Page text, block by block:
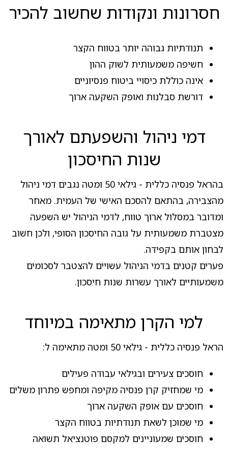
חסרונות ונקודות שחשוב להכיר
תנודתיות גבוהה יותר בטווח הקצר
חשיפה משמעותית לשוק ההון
אינה כוללת כיסויי ביטוח פנסיוניים
דורשת סבלנות ואופק השקעה ארוך
דמי ניהול והשפעתם לאורך
שנות החיסכון
בהראל פנסיה כללית - גילאי 50 ומטה נגבים דמי ניהול
מהצבירה, בהתאם להסכם האישי של העמית. מאחר
ומדובר במסלול ארוך טווח, לדמי הניהול יש השפעה
מצטברת משמעותית על גובה החיסכון הסופי, ולכן חשוב
לבחון אותם בקפידה.
פערים קטנים בדמי הניהול עשויים להצטבר לסכומים
משמעותיים לאורך עשרות שנות חיסכון.
למי הקרן מתאימה במיוחד
הראל פנסיה כללית - גילאי 50 ומטה מתאימה ל:
חוסכים צעירים ובגילאי עבודה פעילים
מי שמחזיק קרן פנסיה מקיפה ומחפש פתרון משלים
חוסכים עם אופק השקעה ארוך
מי שמוכן לשאת תנודתיות בטווח הקצר
חוסכים שמעוניינים למקסם פוטנציאל תשואה